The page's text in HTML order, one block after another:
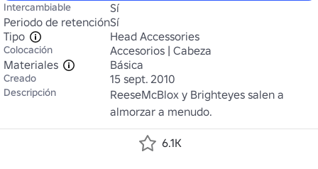
Intercambiable
Sí
Periodo de retenciónSí
Tipo
Head Accessories
Colocación
Accesorios | Cabeza
Materiales
Básica
Creado 15 sept. 2010
Descripción
ReeseMcBlox y Brighteyes salen a
almorzar a menudo.
6.1K